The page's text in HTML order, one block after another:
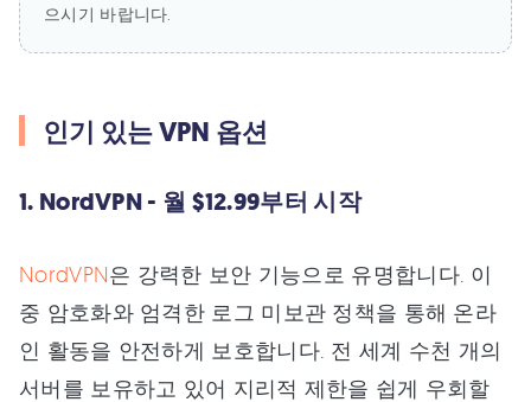
으시기 바랍니다.
인기 있는 VPN 옵션
1. NordVPN - 월 $12.99부터 시작
NordVPN은 강력한 보안 기능으로 유명합니다. 이
중 암호화와 엄격한 로그 미보관 정책을 통해 온라
인 활동을 안전하게 보호합니다. 전 세계 수천 개의
서버를 보유하고 있어 지리적 제한을 쉽게 우회할